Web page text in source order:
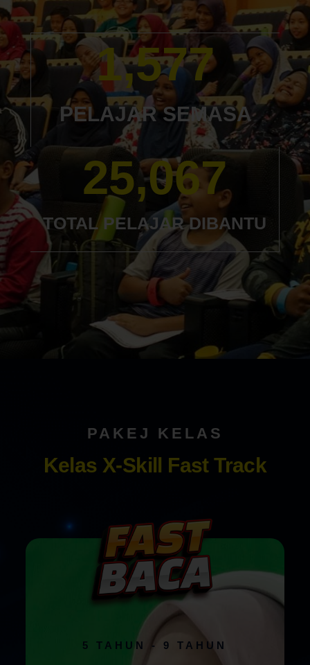
PELAJAR SEMASA
1,577
TOTAL PELAJAR DIBANTU
25,067
PAKEJ KELAS
Kelas X-Skill Fast Track
5 TAHUN - 9 TAHUN